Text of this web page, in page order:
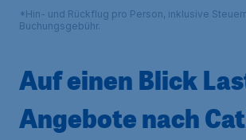
*Hin- und Rückflug pro Person, inklusive
Buchungsgebühr.
Auf einen Blick
Angebote nach